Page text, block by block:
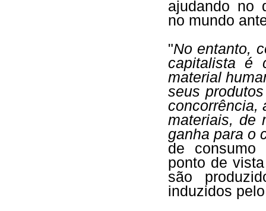
ajudando no
no mundo
"No entanto,
capitalista é
material
seus
concorrência,
materiais, de
ganha para o
de consumo
ponto de
são
induzidos